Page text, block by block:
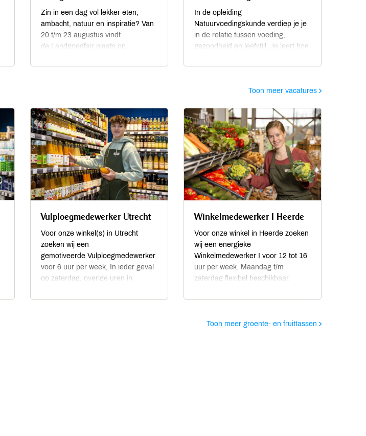
Zin in een dag vol lekker eten,
ambacht, natuur en inspiratie? Van
20 t/m 23 augustus vindt
de Landgoedfair plaats op
Mariënwaerdt.
In de opleiding
Natuurvoedingskunde verdiep je je
in de relatie tussen voeding,
gezondheid en leefstijl. Je leert hoe
vitaliteit en hoe je deze kennis
jezelf en voor anderen. De
lesdagen en biedt een combinatie
van theorie, persoonlijke
ontwikkeling en praktische
toepassing op het prachtige
landgoed van Kraaybeekerhof.
Toon meer vacatures
Vulploegmedewerker Utrecht
Voor onze winkel(s) in Utrecht
zoeken wij een
gemotiveerde Vulploegmedewerker
voor 6 uur per week, In ieder geval
op zaterdag, overige uren in
Winkelmedewerker I Heerde
Voor onze winkel in Heerde zoeken
wij een energieke
Winkelmedewerker I voor 12 tot 16
uur per week. Maandag t/m
zaterdag flexibel beschikbaar.
uur / vr. 08:00-20:00 uur / zat.
Toon meer groente- en fruittassen